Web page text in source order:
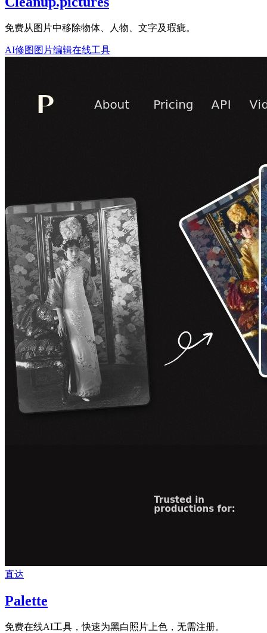
免费从图片中移除物体、人物、文字及瑕疵。
AI修图 图片编辑在线工具
直达
Palette
免费在线AI工具，快速为黑白照片上色，无需注册。